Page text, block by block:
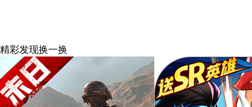
精彩发现换一换